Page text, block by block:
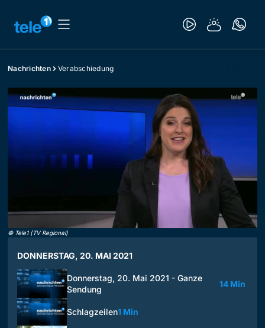
Nachrichten Verabschiedung
© Tele1 (TV Regional)
DONNERSTAG, 20. MAI 2021
Donnerstag, 20. Mai 2021 - Ganze
Sendung
14 Min
Schlagzeilen1 Min